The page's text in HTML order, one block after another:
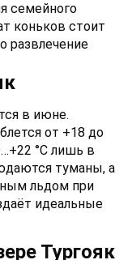
семейного
коньков стоит
развлечение
в июне.
от +18 до
°C лишь в
туманы, а
льдом при
идеальные
Тургояк